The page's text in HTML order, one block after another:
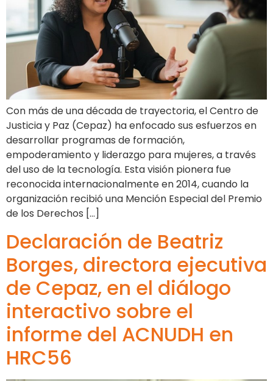
Con más de una década de trayectoria, el Centro de
Justicia y Paz (Cepaz) ha enfocado sus esfuerzos en
desarrollar programas de formación,
empoderamiento y liderazgo para mujeres, a través
del uso de la tecnología. Esta visión pionera fue
reconocida internacionalmente en 2014, cuando la
organización recibió una Mención Especial del Premio
de los Derechos […]
Declaración de Beatriz
Borges, directora ejecutiva
de Cepaz, en el diálogo
interactivo sobre el
informe del ACNUDH en
HRC56